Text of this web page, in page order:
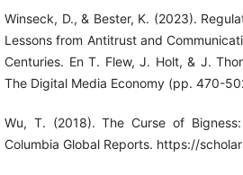
Winseck, D., & Bester, K. (2023).
Lessons from Antitrust and
Centuries. En T. Flew, J. Holt, & J.
The Digital Media Economy (pp. 470-
Wu, T. (2018). The Curse of
Columbia Global Reports. https://